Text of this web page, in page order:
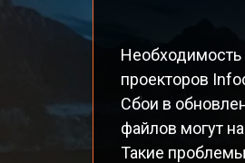
Необходимость
проекторов
Сбои в
файлов могут
Такие